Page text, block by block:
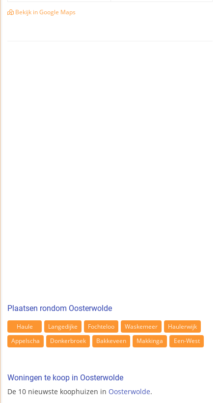
Bekijk in Google Maps
Plaatsen rondom Oosterwolde
Haule Langedijke Fochteloo Waskemeer
Haulerwijk
Appelscha
Donkerbroek Bakkeveen Makkinga Een-West
Woningen te koop in Oosterwolde
De 10 nieuwste koophuizen in Oosterwolde.